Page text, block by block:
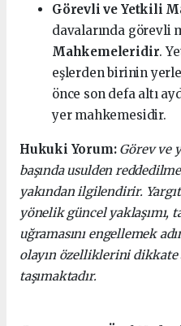
Görevli ve Yetkili
davalarında görevli
Mahkemeleridir.
eşlerden birinin
önce son defa altı
yer mahkemesidir.
Hukuki Yorum: Görev ve
başında usulden
yakından ilgilendirir.
yönelik güncel yaklaşımı,
uğramasını engellemek
olayın özelliklerini
taşımaktadır.